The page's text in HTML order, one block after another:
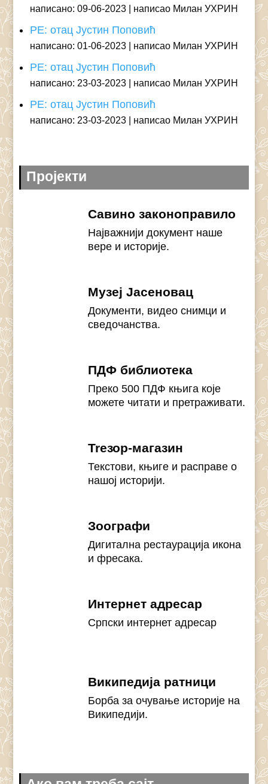
написано: 09-06-2023 написао Милан УХРИН
РЕ: отац Јустин Поповић
написано: 01-06-2023 написао Милан УХРИН
РЕ: отац Јустин Поповић
написано: 23-03-2023 написао Милан УХРИН
РЕ: отац Јустин Поповић
написано: 23-03-2023 написао Милан УХРИН
Пројекти
Савино законоправило
Најважнији документ наше
вере и историје.
Музеј Јасеновац
Документи, видео снимци и
сведочанства.
ПДФ библиотека
Преко 500 ПДФ књига које
можете читати и претраживати.
Treзор-магазин
Текстови, књиге и расправе о
нашој историји.
Зоографи
Дигитална рестаурација икона
и фресака.
Интернет адресар
Српски интернет адресар
Википедија ратници
Борба за очување историје на
Википедији.